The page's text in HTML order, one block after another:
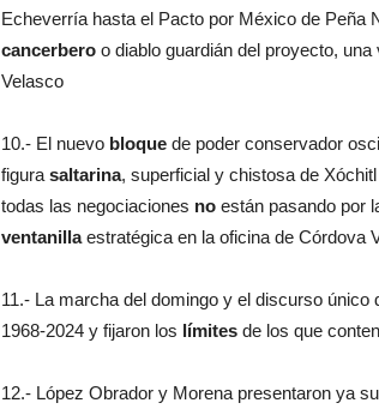
Echeverría hasta el Pacto por México de Peña
cancerbero o diablo guardián del proyecto,
Velasco
10.- El nuevo bloque de poder conservador
figura saltarina, superficial y chistosa de
todas las negociaciones no están pasando por
ventanillaestratégica en la oficina de Córdova
11.- La marcha del domingo y el discurso único
1968-2024 y fijaron los límites de los que
12.- López Obrador y Morena presentaron ya su